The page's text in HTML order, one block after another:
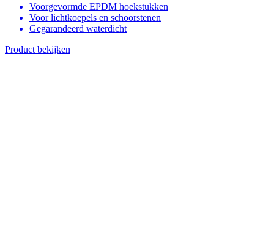
Voorgevormde EPDM hoekstukken
Voor lichtkoepels en schoorstenen
Gegarandeerd waterdicht
Product bekijken